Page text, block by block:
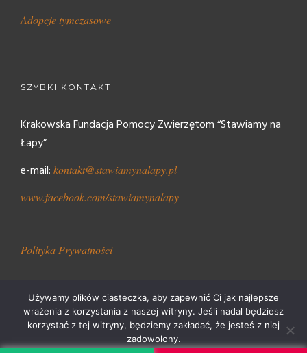
Adopcje tymczasowe
SZYBKI KONTAKT
Krakowska Fundacja Pomocy Zwierzętom “Stawiamy na
Łapy”
e-mail: kontakt@stawiamynalapy.pl
www.facebook.com/stawiamynalapy
Polityka Prywatności
Stawiamy Na Łapy 2018
Używamy plików ciasteczka, aby zapewnić Ci jak najlepsze
wrażenia z korzystania z naszej witryny. Jeśli nadal będziesz
korzystać z tej witryny, będziemy zakładać, że jesteś z niej
zadowolony.